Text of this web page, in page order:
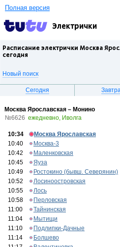
Полная версия
Электрички
Расписание электрички Москва
сегодня
Новый поиск
Сегодня
Москва Ярославская – Монино
№6626 ежедневно, Иволга
10:34
Москва Ярославская
10:40
Москва-3
10:42
Маленковская
10:45
Яуза
10:49
Ростокино (бывш. Северянин)
10:52
Лосиноостровская
10:55
Лось
10:58
Перловская
11:00
Тайнинская
11:04
Мытищи
11:10
Подлипки-Дачные
11:14
Болшево